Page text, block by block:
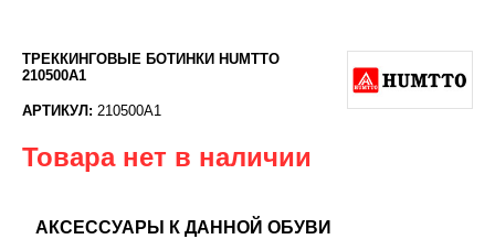
ТРЕККИНГОВЫЕ БОТИНКИ HUMTTO
210500A1
АРТИКУЛ: 210500A1
Товара нет в наличии
АКСЕССУАРЫ К ДАННОЙ ОБУВИ